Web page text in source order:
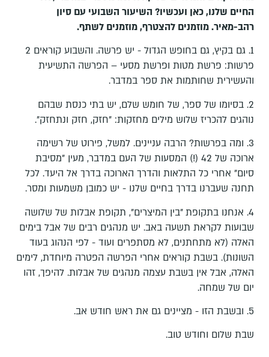
החיים שלנו, כאן ועכשיו? השיעור השבועי עם סיון
רהב-מאיר. מוזמנים להצטרף, מוזמנים לשתף.
1. גם בקיץ, גם בחופש הגדול - יש פרשה. והשבוע קוראים 2
פרשות: פרשת מטות ופרשת מסעי – הפרשה התשיעית
והעשירית שחותמות את ספר במדבר.
2. בסיומו של ספר, של חומש שלם, יש בתי כנסת שבהם
נוהגים להכריז שלוש מילים מחזקות: "חזק, חזק ונתחזק".
3. ומה בפרשות? הרבה עניינים. למשל, פירוט של רשימה
ארוכה של 42 (!) המסעות של העם במדבר, מעין "מסיבת
סיום" אחרי כל התלאות והדרך הארוכה בדרך אל היעד. לכל
תחנה שעברנו בדרך בחיים שלנו - יש כמובן משמעות ומסר.
4. אנחנו בתקופת "בין המיצרים", תקופת אבלות של שלושה
שבועות לקראת תשעה באב. יש מנהגים רבים של אבל בימים
האלה (לא מתחתנים, לא מסתפרים ועוד - לפי הנהוג בעוד
השונות). בשבת קוראים אחרי הפרשה הפטרה מיוחדת, לימים
האלה, אבל אין בשבת עצמה מנהגים של אבלות. להיפך, זהו
יום של שמחה.
5. ובשבת הזו - מציינים גם את ראש חודש אב.
שבת שלום וחודש טוב.